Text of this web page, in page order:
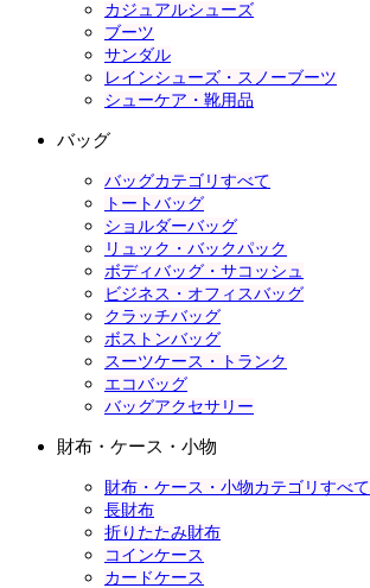
カジュアルシューズ
ブーツ
サンダル
レインシューズ・スノーブーツ
シューケア・靴用品
バッグ
バッグカテゴリすべて
トートバッグ
ショルダーバッグ
リュック・バックパック
ボディバッグ・サコッシュ
ビジネス・オフィスバッグ
クラッチバッグ
ボストンバッグ
スーツケース・トランク
エコバッグ
バッグアクセサリー
財布・ケース・小物
財布・ケース・小物カテゴリすべて
長財布
折りたたみ財布
コインケース
カードケース